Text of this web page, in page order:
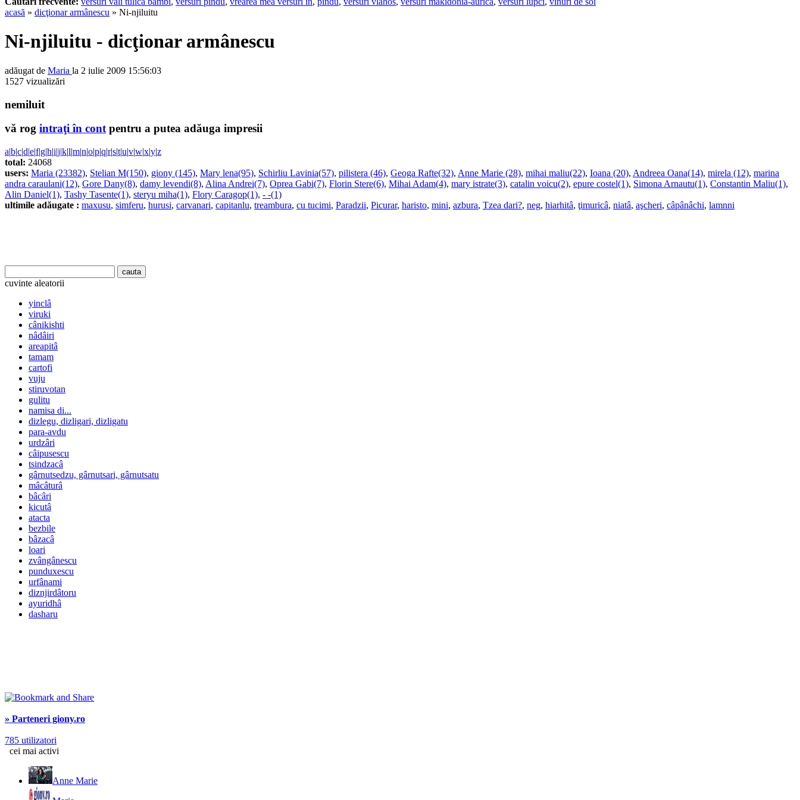
acasă » dicţionar armânescu » Ni-njiluitu
Ni-njiluitu - dicţionar armânescu
adăugat de Maria la 2 iulie 2009 15:56:03
1527 vizualizări
nemiluit
vă rog intraţi în contpentru a putea adăuga impresii
a|b|c|d|e|f|g|h|i|j|k|l|m|n|o|p|q|r|s|t|u|v|w|x|y|z
total: 24068
users: Maria (23382), Stelian M(150), giony (145), Mary lena(95), Schirliu Lavinia(57), pilistera (46), Geoga Rafte(32), Anne Marie (28), mihai maliu(22), Ioana (20), Andreea Oana(14), mirela (12), marina
andra caraulani(12), Gore Dany(8), damy levendi(8), Alina Andrei(7), Oprea Gabi(7), Florin Stere(6), Mihai Adam(4), mary istrate(3), catalin voicu(2), epure costel(1), Simona Arnautu(1), Constantin Maliu(1),
Alin Daniel(1), Tashy Tasente(1), steryu miha(1), Flory Caragop(1), - -(1)
ultimile adăugate : maxusu, simferu, hurusi, carvanari, capitanlu, treambura, cu tucimi, Paradzii, Picurar, haristo, mini, azbura, Tzea dari?, neg, hiarhitâ, ţimuricâ, niatâ, aşcheri, câpânâchi, lamnni
cuvinte aleatorii
yinclâ
viruki
cânikishti
nâdâiri
areapitâ
tamam
cartofi
vuju
stiruvotan
gulitu
namisa di...
dizlegu, dizligari, dizligatu
para-avdu
urdzâri
câipusescu
tsindzacâ
gârnutsedzu, gârnutsari, gârnutsatu
mâcâturâ
bâcâri
kicutâ
atacta
bezbile
bâzacâ
loari
zvângânescu
punduxescu
urfânami
diznjirdâtoru
ayuridhâ
dasharu
» Parteneri giony.ro
785 utilizatori
cei mai activi
Anne Marie